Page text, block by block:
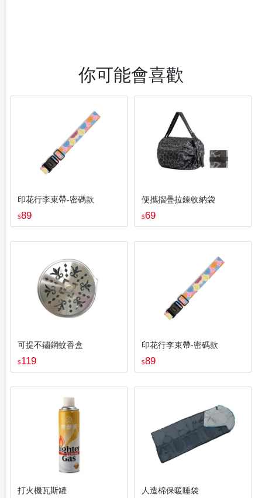
你可能會喜歡
印花行李束帶-密碼款
$89
便攜摺疊拉鍊收納袋
$69
可提不鏽鋼蚊香盒
$119
印花行李束帶-密碼款
$89
打火機瓦斯罐 人造棉保暖睡袋